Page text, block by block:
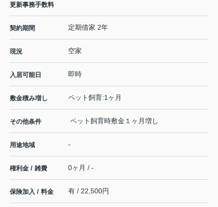
更新事務手数料
契約期間 定期借家 2年
現況 空家
入居可能日 即時
敷金積み増し ペット飼育:1ヶ月
その他条件 ペット飼育時敷金１ヶ月増し
用途地域 -
権利金 / 雑費 0ヶ月 / -
保険加入 / 料金 有 / 22,500円